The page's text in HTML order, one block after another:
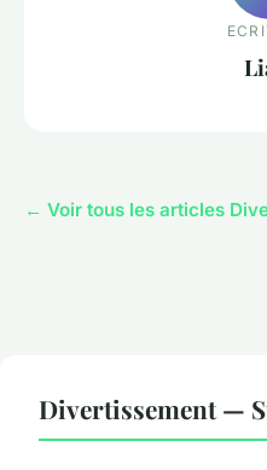
← Voir tous les articles
Divertissement —